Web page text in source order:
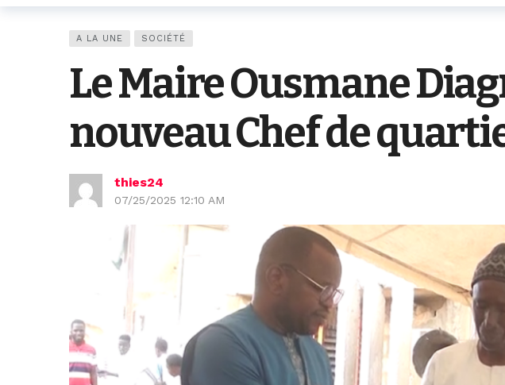
A LA UNE SOCIÉTÉ
Le Maire Ousmane
nouveau Chef de
thies24
07/25/2025 12:10 AM